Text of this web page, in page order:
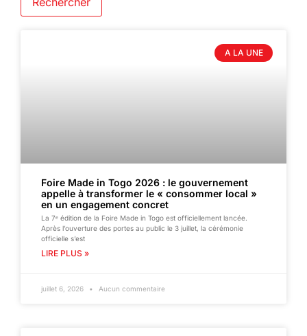
A LA UNE
Foire Made in Togo 2026 : le gouvernement
appelle à transformer le « consommer local »
en un engagement concret
La 7ᵉ édition de la Foire Made in Togo est officiellement lancée.
Après l’ouverture des portes au public le 3 juillet, la cérémonie
officielle s’est
LIRE PLUS »
juillet 6, 2026 Aucun commentaire